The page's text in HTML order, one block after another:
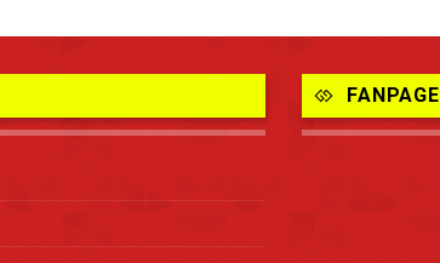
FANPAGE